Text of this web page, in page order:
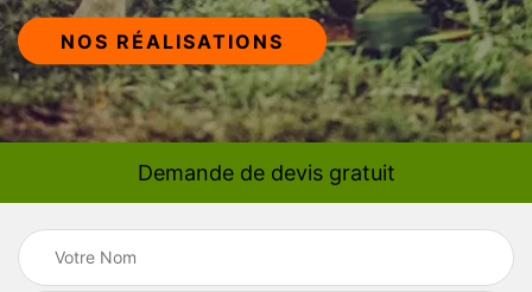
NOS RÉALISATIONS
Demande de devis gratuit